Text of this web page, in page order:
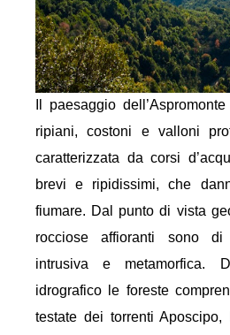
Il paesaggio
ripiani, costoni e valloni
caratterizzata da corsi
brevi e ripidissimi, che
fiumare. Dal punto di vista
rocciose affioranti sono di
intrusiva e metamorfica.
idrografico le foreste
testate dei torrenti Aposcipo,